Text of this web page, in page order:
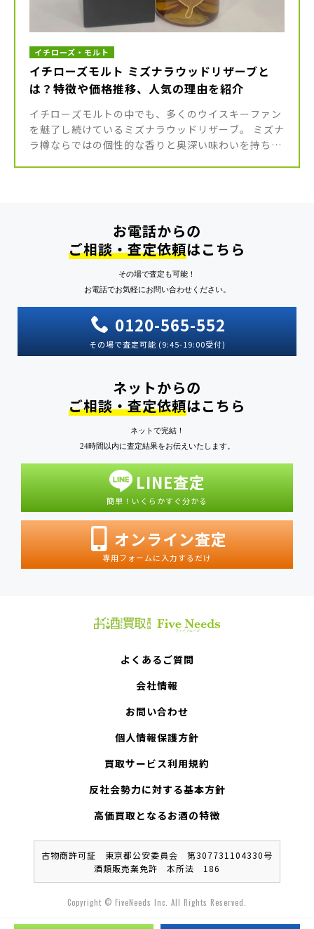
イチローズ・モルト
イチローズモルト ミズナラウッドリザーブと
は？特徴や価格推移、人気の理由を紹介
イチローズモルトの中でも、多くのウイスキーファン
を魅了し続けているミズナラウッドリザーブ。 ミズナ
ラ樽ならではの個性的な香りと奥深い味わいを持ち、
お電話からの
ご相談・査定依頼はこちら
その場で査定も可能！
お電話でお気軽にお問い合わせください。
0120-565-552
その場で査定可能 (9:45-19:00受付)
ネットからの
ご相談・査定依頼はこちら
ネットで完結！
24時間以内に査定結果をお伝えいたします。
LINE査定
簡単！いくらかすぐ分かる
オンライン査定
専用フォームに入力するだけ
よくあるご質問
会社情報
お問い合わせ
個人情報保護方針
買取サービス利用規約
反社会勢力に対する基本方針
高価買取となるお酒の特徴
古物商許可証 東京都公安委員会 第307731104330号
酒類販売業免許 本所法 186
Copyright © FiveNeeds Inc. All Rights Reserved.